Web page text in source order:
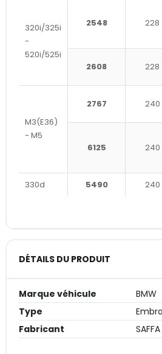
320i/325i
-
520i/525i
2548 228
2608 228
M3(E36)
- M5
2767 240
6125 240
330d 5490 240
DÉTAILS DU PRODUIT
Marque véhicule
BMW
Type
Fabricant
SAFFA